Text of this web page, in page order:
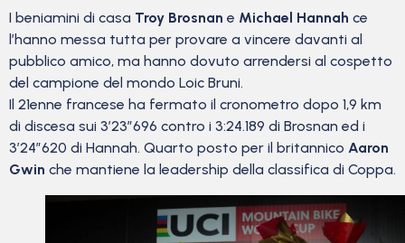
I beniamini di casa Troy Brosnan e Michael Hannah ce
l’hanno messa tutta per provare a vincere davanti al
pubblico amico, ma hanno dovuto arrendersi al cospetto
del campione del mondo Loic Bruni.
Il 21enne francese ha fermato il cronometro dopo 1,9 km
di discesa sui 3’23″696 contro i 3:24.189 di Brosnan ed i
3’24″620 di Hannah. Quarto posto per il britannico Aaron
Gwin che mantiene la leadership della classifica di Coppa.